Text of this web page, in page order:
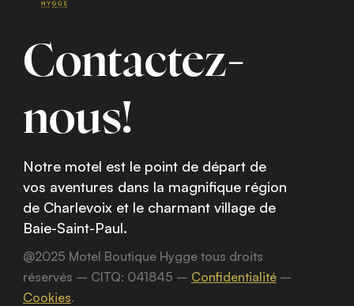
Contactez-
nous!
Notre motel est le point de départ de
vos aventures dans la magnifique région
de Charlevoix et le charmant village de
Baie-Saint-Paul.
@2025 Motel Boutique Hygge tous droits
réservés – CITQ: 041845 – Confidentialité–
Cookies.